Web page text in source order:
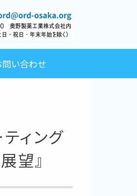
） OSAKA
研
問い合わせ
ィング
望』